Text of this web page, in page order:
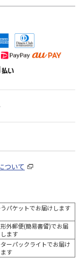
ついて
うパケットでお届けします
外郵便(簡易書留)でお届
ます
ターパックライトでお届け
ます